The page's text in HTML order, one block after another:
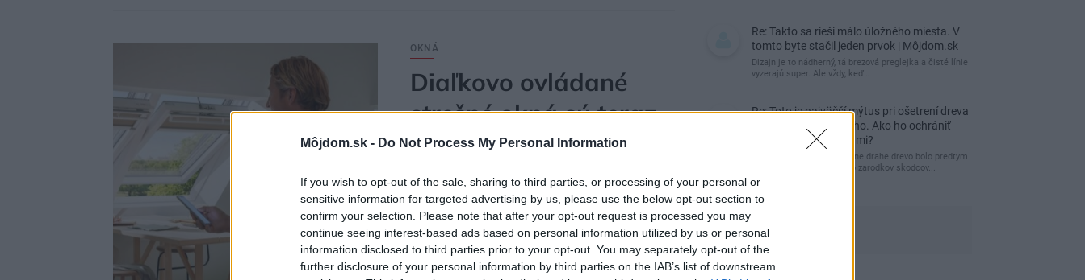
Môjdom.sk - Do Not Process My Personal Information
If you wish to opt-out of the sale, sharing to third parties, or processing of your personal or
sensitive information for targeted advertising by us, please use the below opt-out section to
confirm your selection. Please note that after your opt-out request is processed you may
continue seeing interest-based ads based on personal information utilized by us or personal
information disclosed to third parties prior to your opt-out. You may separately opt-out of the
further disclosure of your personal information by third parties on the IAB’s list of downstream
OKNÁ
Diaľkovo ovládané
strešné okná sú teraz
výkonnejšie a
dostupnejšie. Stávajú
sa štandardom
moderného bývania
Re: Takto sa rieši málo úložného miesta. V
tomto byte stačil jeden prvok | Môjdom.sk
Dizajn je to nádherný, tá brezová preglejka a čisté línie
vyzerajú super. Ale vždy, keď…
Re: Toto je najväčší mýtus pri ošetrení dreva
a môže vás vyjsť draho. Ako ho ochrániť
pred hnitím a škodcami?
clovek by cakal ze vysusene drahe drevo bolo predtym
naparovane aby sa zbavilo zarodkov skodcov...